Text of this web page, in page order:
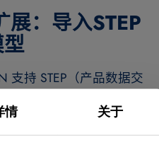
情 关于
：导入STEP
支持 STEP（产品数据交
数据直接无缝加载到
无需任何中间步骤或转